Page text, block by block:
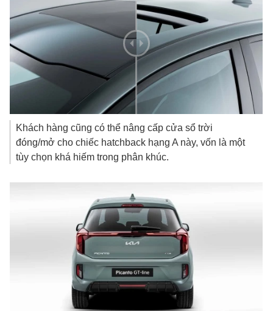
Khách hàng cũng có thể nâng cấp cửa sổ trời
đóng/mở cho chiếc hatchback hạng A này, vốn là một
tùy chọn khá hiếm trong phân khúc.